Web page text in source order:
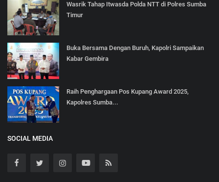
Wasrik Tahap Itwasda Polda NTT di Polres Sumba
Timur
Buka Bersama Dengan Buruh, Kapolri Sampaikan
Kabar Gembira
Raih Penghargaan Pos Kupang Award 2025,
Kapolres Sumba...
SOCIAL MEDIA